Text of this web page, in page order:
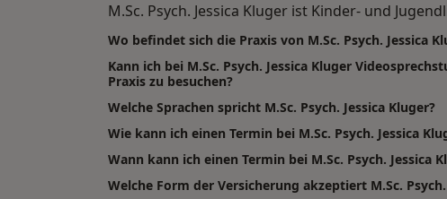
M.Sc. Psych. Jessica Kluger ist Kinder- und
Wo befindet sich die Praxis von M.Sc. Psych. Jessica
Kann ich bei M.Sc. Psych. Jessica Kluger
Praxis zu besuchen?
Welche Sprachen spricht M.Sc. Psych. Jessica Kluger?
Wie kann ich einen Termin bei M.Sc. Psych. Jessica
Wann kann ich einen Termin bei M.Sc. Psych. Jessica
Welche Form der Versicherung akzeptiert M.Sc. Psych.